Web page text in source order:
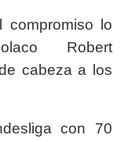
compromiso lo
Robert
cabeza a los
con 70